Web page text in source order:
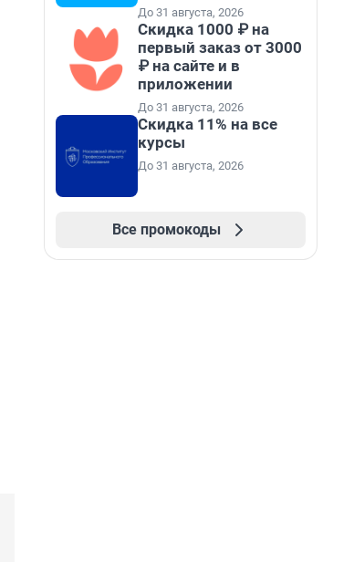
До 31 августа, 2026
Скидка 1000 ₽ на
первый заказ от 3000
₽ на сайте и в
приложении
До 31 августа, 2026
Скидка 11% на все
курсы
До 31 августа, 2026
Все промокоды